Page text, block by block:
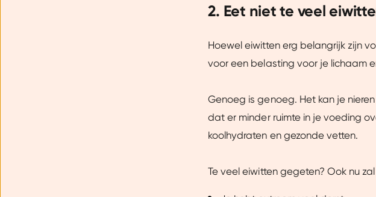
2. Eet niet te veel
Hoewel eiwitten erg belangrijk zijn
voor een belasting voor je lichaam
Genoeg is genoeg. Het kan je
dat er minder ruimte in je voeding
koolhydraten en gezonde vetten.
Te veel eiwitten gegeten? Ook nu